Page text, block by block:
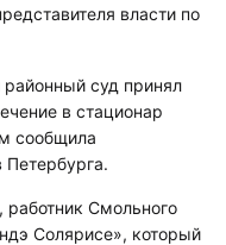
власти по
суд принял
в стационар
сообщила
Смольного
Солярисе», который